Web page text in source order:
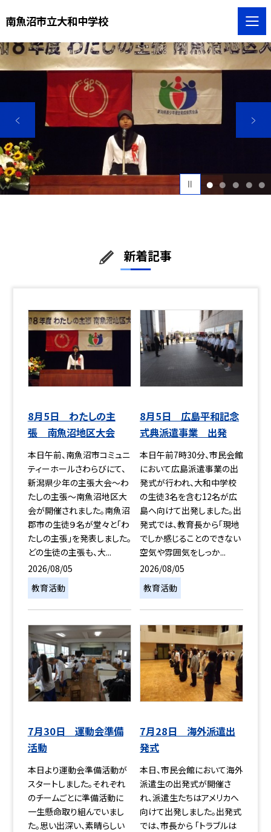
南魚沼市立大和中学校
1 2 3 4 5
新着記事
8月5日 わたしの主
張 南魚沼地区大会
本日午前、南魚沼市コミュニ
ティーホールさわらびにて、
新潟県少年の主張大会～わ
たしの主張～南魚沼地区大
会が開催されました。南魚沼
郡市の生徒９名が堂々と「わ
たしの主張」を発表しました。
どの生徒の主張も、大...
2026/08/05
教育活動
8月5日 広島平和記念
式典派遣事業 出発
本日午前7時30分、市民会館
において広島派遣事業の出
発式が行われ、大和中学校
の生徒3名を含む12名が広
島へ向けて出発しました。出
発式では、教育長から「現地
でしか感じることのできない
空気や雰囲気をしっか...
2026/08/05
教育活動
7月30日 運動会準備
活動
本日より運動会準備活動が
スタートしました。それぞれ
のチームごとに準備活動に
一生懸命取り組んでいまし
た。思い出深い、素晴らしい
7月28日 海外派遣出
発式
本日、市民会館において海外
派遣生の出発式が開催さ
れ、派遣生たちはアメリカへ
向けて出発しました。出発式
では、市長から 「トラブルは